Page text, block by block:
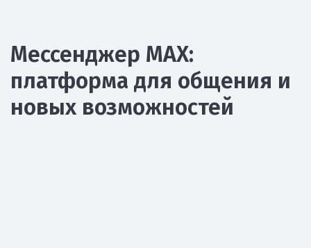
Мессенджер MAX:
платформа для общения и
новых возможностей